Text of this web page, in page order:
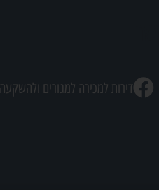
דירות למכירה למגורים ולהשקעה